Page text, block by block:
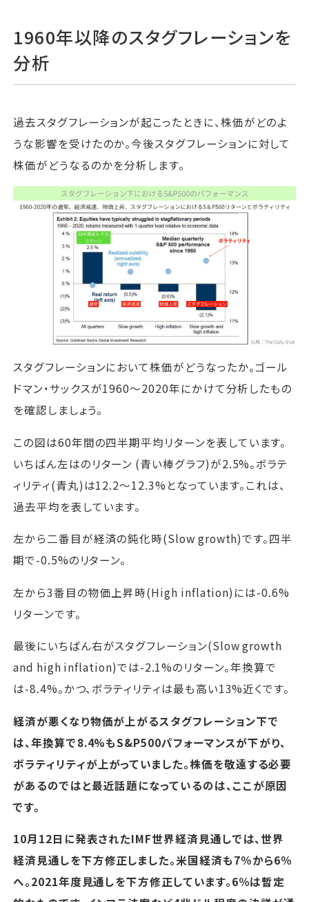
1960年以降のスタグフレーションを
分析
過去スタグフレーションが起こったときに、株価がどのよ
うな影響を受けたのか。今後スタグフレーションに対して
株価がどうなるのかを分析します。
スタグフレーションにおいて株価がどうなったか。ゴール
ドマン・サックスが1960～2020年にかけて分析したもの
を確認しましょう。
この図は60年間の四半期平均リターンを表しています。
いちばん左はのリターン (青い棒グラフ)が2.5%。ボラテ
ィリティ(青丸)は12.2～12.3%となっています。これは、
過去平均を表しています。
左から二番目が経済の鈍化時(Slow growth)です。四半
期で-0.5%のリターン。
左から3番目の物価上昇時(High inflation)には-0.6%
リターンです。
最後にいちばん右がスタグフレーション(Slow growth
and high inflation)では-2.1%のリターン。年換算で
は-8.4%。かつ、ボラティリティは最も高い13%近くです。
経済が悪くなり物価が上がるスタグフレーション下で
は、年換算で8.4%もS&P500パフォーマンスが下がり、
ボラティリティが上がっていました。株価を敬遠する必要
があるのではと最近話題になっているのは、ここが原因
です。
10月12日に発表されたIMF世界経済見通しでは、世界
経済見通しを下方修正しました。米国経済も7％から6％
へ。2021年度見通しを下方修正しています。6％は暫定